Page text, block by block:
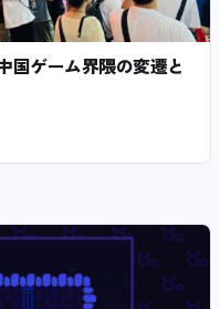
国ゲーム界隈の変遷と